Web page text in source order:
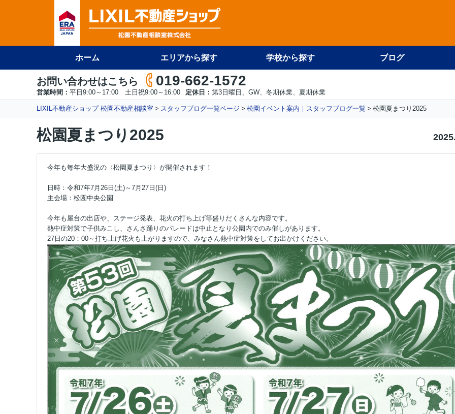
ホーム エリアから探す 学校から探す ブログ
お問い合わせはこちら 019-662-1572
営業時間： 平日9:00～17:00 土日祝9:00～16:00 定休日： 第3日曜日、GW、冬期休業、夏期休業
LIXIL不動産ショップ 松園不動産相談室 スタッフブログ一覧ページ 松園イベント案内｜スタッフブログ一覧 松園夏まつり2025
松園夏まつり2025
今年も毎年大盛況の〈松園夏まつり〉が開催されます！
日時：令和7年7月26日(土)～7月27日(日)
主会場：松園中央公園
今年も屋台の出店や、ステージ発表、花火の打ち上げ等盛りだくさんな内容です。
熱中症対策で子供みこし、さんさ踊りのパレードは中止となり公園内でのみ催しがあります。
27日の20：00～打ち上げ花火も上がりますので、みなさん熱中症対策をしてお出かけください。